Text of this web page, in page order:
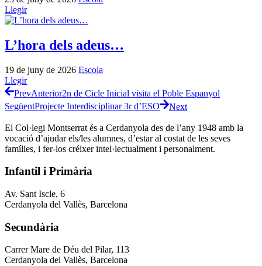
Llegir
L’hora dels adeus…
19 de juny de 2026 Escola
Llegir
PrevAnterior2n de Cicle Inicial visita el Poble Espanyol
SegüentProjecte Interdisciplinar 3r d’ESO Next
El Col·legi Montserrat és a Cerdanyola des de l’any 1948 amb la
vocació d’ajudar els/les alumnes, d’estar al costat de les seves
famílies, i fer-los créixer intel·lectualment i personalment.
Infantil i Primària
Av. Sant Iscle, 6
Cerdanyola del Vallès, Barcelona
Secundària
Carrer Mare de Déu del Pilar, 113
Cerdanyola del Vallès, Barcelona